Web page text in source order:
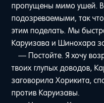
пропущены мимо ушей.
подозреваемыми, так
этим поделать. Мы
Каруизава и Шинохара
— Постойте. Я хочу
твоих глупых доводов,
заговорила Хорикита,
против Каруизавы.